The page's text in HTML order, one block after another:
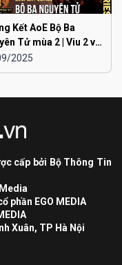
Kết AoE Bộ Ba
Tử mùa 2 | Viu 2 vs
2025
cấp bởi Bộ Thông Tin
phần EGO MEDIA
Xuân, TP Hà Nội